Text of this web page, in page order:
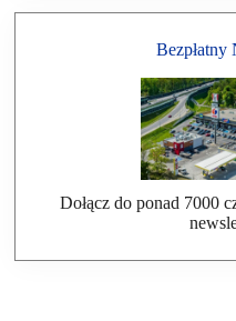
Bezpłatny
Dołącz do ponad 7000